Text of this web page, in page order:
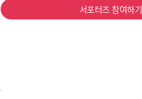
서포터즈 참여하기